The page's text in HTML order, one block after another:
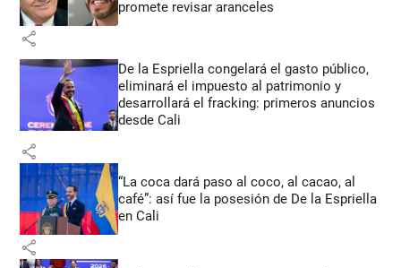
promete revisar aranceles
share
De la Espriella congelará el gasto público,
eliminará el impuesto al patrimonio y
desarrollará el fracking: primeros anuncios
desde Cali
share
“La coca dará paso al coco, al cacao, al
café”: así fue la posesión de De la Espriella
en Cali
share